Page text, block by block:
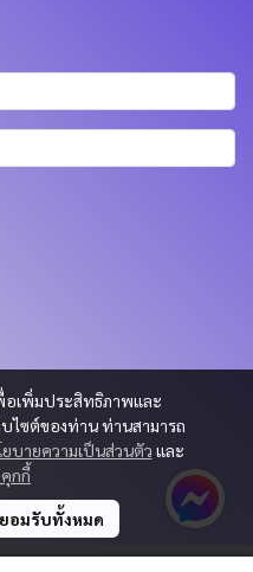
อเพิ่มประสิทธิภาพและ
ไซต์ของท่าน ท่านสามารถ
ยบายความเป็นส่วนตัว และ
กกี้
ยอมรับทั้งหมด
by KBM PART & TRADING